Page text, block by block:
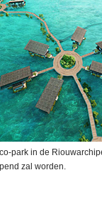
park in de
zal worden.